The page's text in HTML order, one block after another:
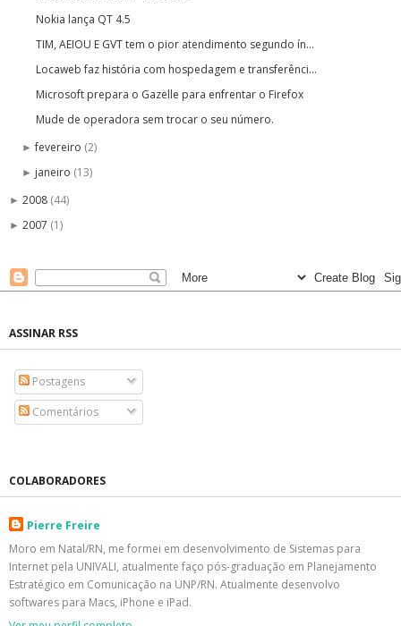
Nokia lança QT 4.5
TIM, AEIOU E GVT tem o pior atendimento segundo ín...
Locaweb faz história com hospedagem e transferênci...
Microsoft prepara o Gazelle para enfrentar o Firefox
Mude de operadora sem trocar o seu número.
►fevereiro (2)
► janeiro (13)
► 2008 (44)
► 2007 (1)
ASSINAR RSS
Postagens
Comentários
COLABORADORES
Pierre Freire
Moro em Natal/RN, me formei em desenvolvimento de Sistemas para
Internet pela UNIVALI, atualmente faço pós-graduação em Planejamento
Estratégico em Comunicação na UNP/RN. Atualmente desenvolvo
softwares para Macs, iPhone e iPad.